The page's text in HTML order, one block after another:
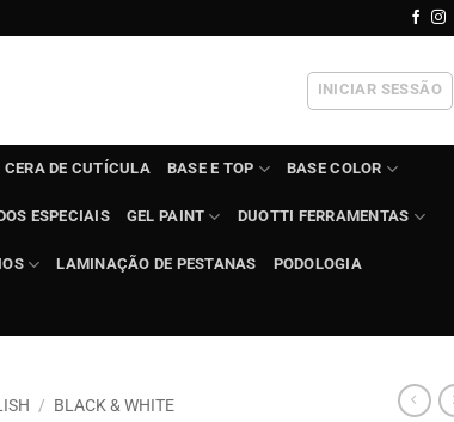
INICIAR SESSÃO
CERA DE CUTÍCULA BASE E TOP BASE COLOR
ESPECIAIS GEL PAINT DUOTTI FERRAMENTAS
LAMINAÇÃO DE PESTANAS PODOLOGIA
/ BLACK & WHITE